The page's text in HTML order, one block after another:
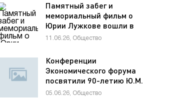
коммуникации для
развития речи ребенка
Памятный забег и
мемориальный фильм о
Юрии Лужкове вошли в
программу фестиваля
11.06.26, Общество
Конференции
Экономического форума
посвятили 90-летию Ю.М.
Лужкова
05.06.26, Общество